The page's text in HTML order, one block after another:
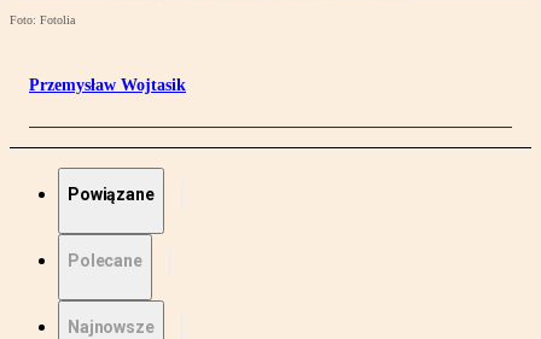
Foto: Fotolia
Przemysław Wojtasik
Powiązane
Polecane
Najnowsze